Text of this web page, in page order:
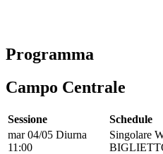
Programma
Campo Centrale
Sessione
Schedule
mar 04/05 Diurna
11:00
Singolare